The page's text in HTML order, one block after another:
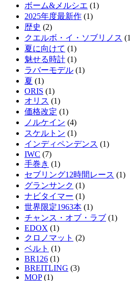
ボーム&メルシエ (1)
2025年度最新作 (1)
歴史 (2)
クエルボ・イ・ソブリノス
夏に向けて (1)
魅せる時計 (1)
ラバーモデル (1)
夏 (1)
ORIS (1)
オリス (1)
価格改定 (1)
ノルケイン (4)
スケルトン (1)
インディペンデンス (1)
IWC (7)
手巻き (1)
セブリング12時間レース (1)
グランサンク (1)
ナビタイマー (1)
世界限定1963本 (1)
チャンス・オブ・ラブ (1)
EDOX (1)
クロノマット (2)
ベルト (1)
BR126 (1)
BREITLING (3)
MOP(1)